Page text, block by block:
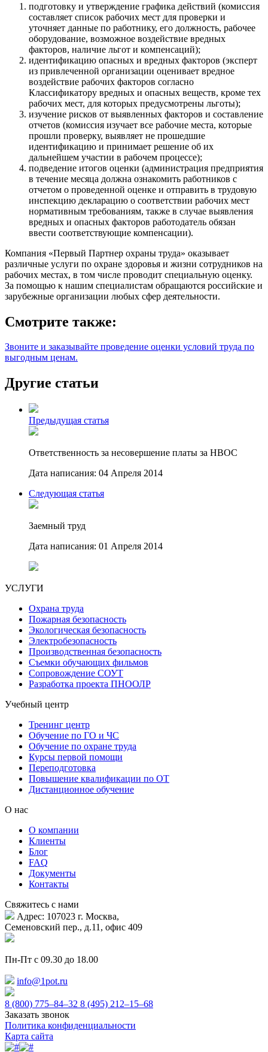
подготовку и утверждение графика действий (комиссия
составляет список рабочих мест для проверки и
уточняет данные по работнику, его должность, рабочее
оборудование, возможное воздействие вредных
факторов, наличие льгот и компенсаций);
идентификацию опасных и вредных факторов (эксперт
из привлеченной организации оценивает вредное
воздействие рабочих факторов согласно
Классификатору вредных и опасных веществ, кроме тех
рабочих мест, для которых предусмотрены льготы);
изучение рисков от выявленных факторов и составление
отчетов (комиссия изучает все рабочие места, которые
прошли проверку, выявляет не прошедшие
идентификацию и принимает решение об их
дальнейшем участии в рабочем процессе);
подведение итогов оценки (администрация предприятия
в течение месяца должна ознакомить работников с
отчетом о проведенной оценке и отправить в трудовую
инспекцию декларацию о соответствии рабочих мест
нормативным требованиям, также в случае выявления
вредных и опасных факторов работодатель обязан
ввести соответствующие компенсации).
Компания «Первый Партнер охраны труда» оказывает
различные услуги по охране здоровья и жизни сотрудников на
рабочих местах, в том числе проводит специальную оценку.
За помощью к нашим специалистам обращаются российские и
зарубежные организации любых сфер деятельности.
Смотрите также:
Звоните и заказывайте проведение оценки условий труда по
выгодным ценам.
Другие статьи
Предыдущая статья
Ответственность за несовершение платы за НВОС
Дата написания: 04 Апреля 2014
Следующая статья
Заемный труд
Дата написания: 01 Апреля 2014
УСЛУГИ
Охрана труда
Пожарная безопасность
Экологическая безопасность
Электробезопасность
Производственная безопасность
Съемки обучающих фильмов
Сопровождение СОУТ
Разработка проекта ПНООЛР
Учебный центр
Тренинг центр
Обучение по ГО и ЧС
Обучение по охране труда
Курсы первой помощи
Переподготовка
Повышение квалификации по ОТ
Дистанционное обучение
О нас
О компании
Клиенты
Блог
FAQ
Документы
Контакты
Свяжитесь с нами
Адрес: 107023 г. Москва,
Семеновский пер., д.11, офис 409
Пн-Пт с 09.30 до 18.00
info@1pot.ru
8 (800) 775–84–32 8 (495) 212–15–68
Заказать звонок
Политика конфиденциальности
Карта сайта